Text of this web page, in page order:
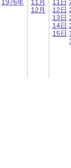
1976年
11月
12月
11日
12日
13日
14日
15日